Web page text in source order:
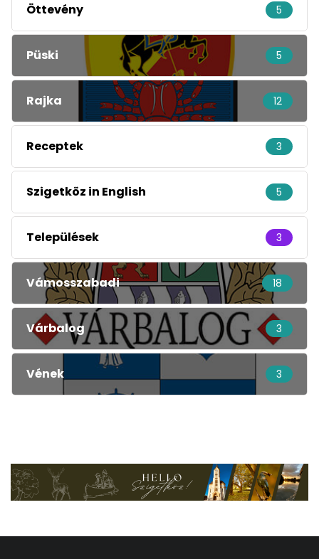
Öttevény 5
Püski 5
Rajka 12
Receptek 3
Szigetköz in English 5
Települések 3
Vámosszabadi 18
Várbalog 3
Vének 3